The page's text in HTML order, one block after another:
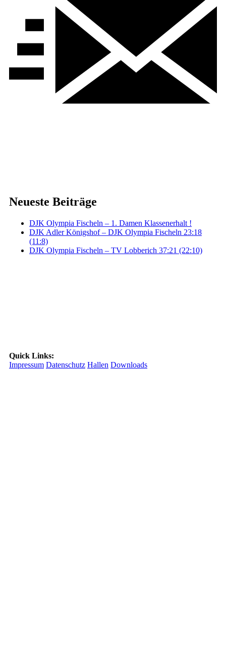
Neueste Beiträge
DJK Olympia Fischeln – 1. Damen Klassenerhalt !
DJK Adler Königshof – DJK Olympia Fischeln 23:18
(11:8)
DJK Olympia Fischeln – TV Lobberich 37:21 (22:10)
Quick Links:
Impressum Datenschutz Hallen Downloads